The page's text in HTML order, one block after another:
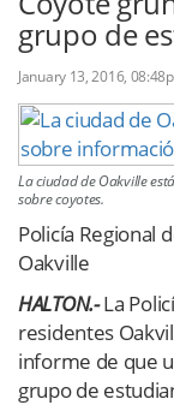
Categorías
Iniciar
grupo de
January 13, 2016,
La ciudad de Oakville
sobre coyotes.
Policía Regional
Oakville
HALTON.-La
residentes
informe de que
grupo de